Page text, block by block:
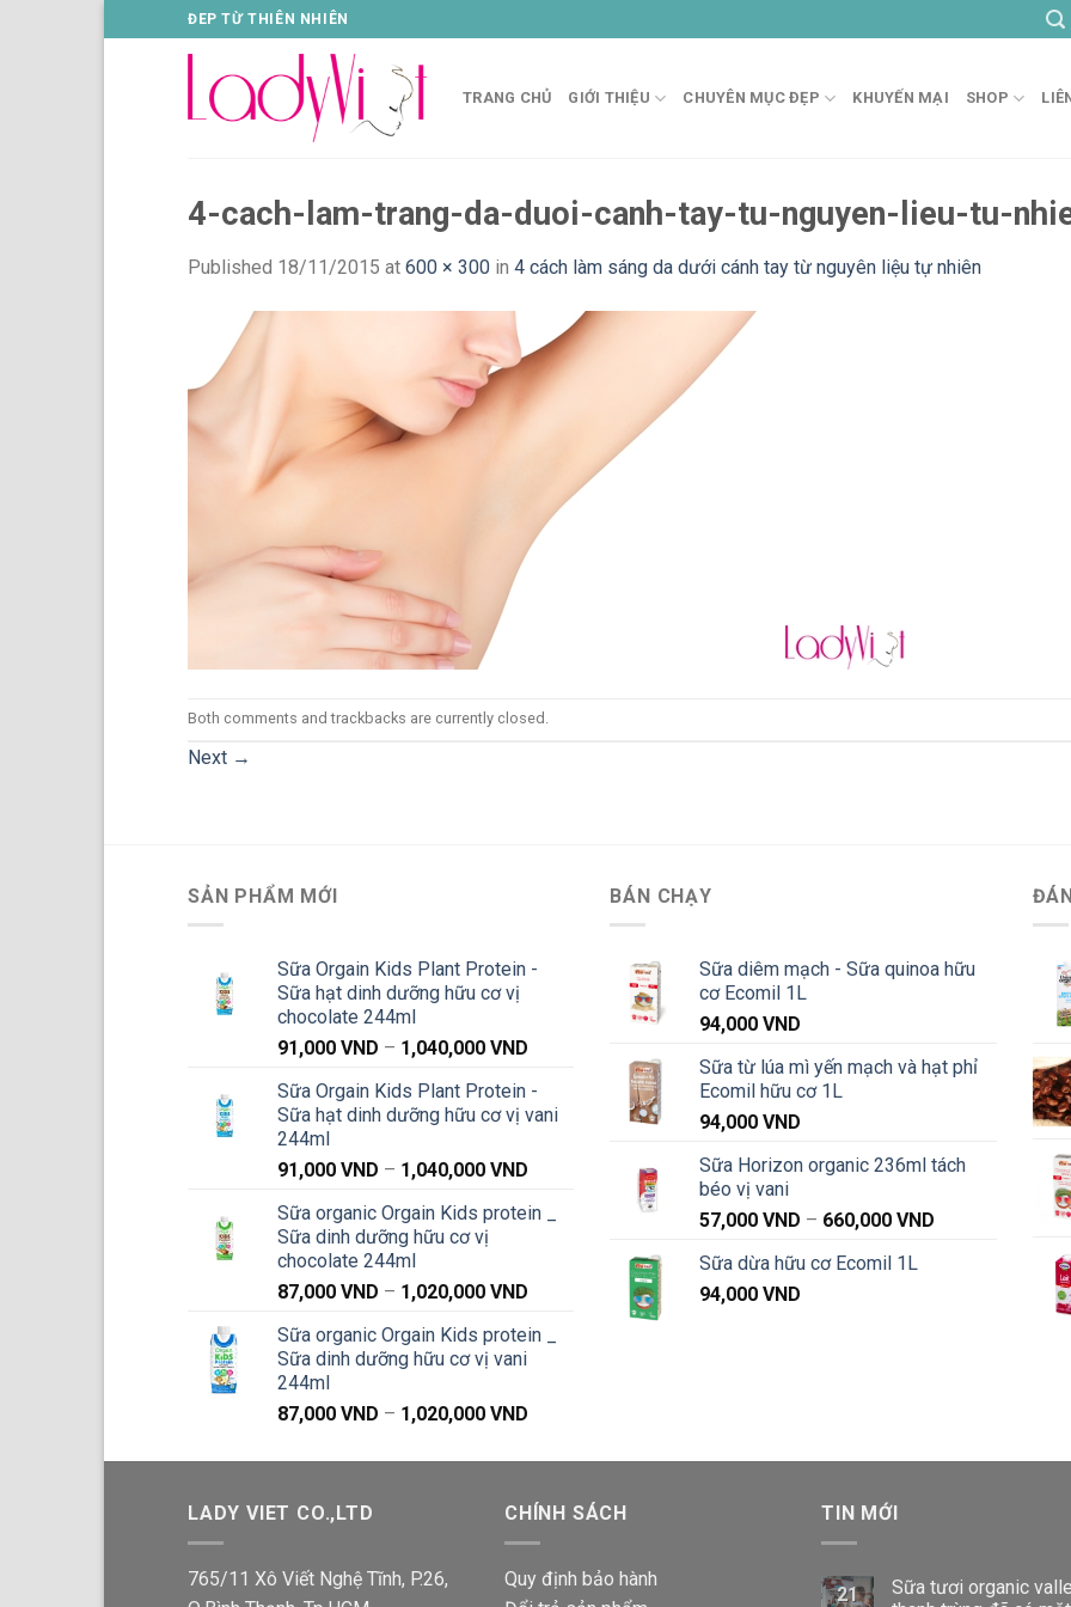
to
ĐEP TỪ THIÊN NHIÊN
TRANG CHỦ GIỚI THIỆU CHUYÊN MỤC ĐẸP KHUYẾN MẠI SHOP
4-cach-lam-trang-da-duoi-canh-tay-tu-nguyen-lieu-tu-
Published 18/11/2015 at 600 × 300 in 4 cách làm sáng da dưới cánh tay từ nguyên liệu tự nhiên
Both comments and trackbacks are currently closed.
Next →
SẢN PHẨM MỚI
Sữa Orgain Kids Plant Protein -
Sữa hạt dinh dưỡng hữu cơ vị
chocolate 244ml
91,000 VND – 1,040,000 VND
từ
91,000 VND
1,040,000 VND
Sữa Orgain Kids Plant Protein -
Sữa hạt dinh dưỡng hữu cơ vị vani
244ml
91,000 VND – 1,040,000 VND
từ
1,040,000 VND
Sữa organic Orgain Kids protein _
Sữa dinh dưỡng hữu cơ vị
chocolate 244ml
87,000 VND – 1,020,000 VND
từ
Sữa organic Orgain Kids protein _
Sữa dinh dưỡng hữu cơ vị vani
244ml
87,000 VND – 1,020,000 VND
từ
đến
1,020,000 VND
BÁN CHẠY
Sữa diêm mạch - Sữa quinoa hữu
cơ Ecomil 1L
94,000VND
Sữa từ lúa mì yến mạch và hạt phỉ
Ecomil hữu cơ 1L
94,000VND
Sữa Horizon organic 236ml tách
béo vị vani
57,000VND – 660,000VND
Sữa dừa hữu cơ Ecomil 1L
94,000VND
LADY VIET CO.,LTD
765/11 Xô Viết Nghệ Tĩnh, P.26,
CHÍNH SÁCH
Quy định bảo hành
TIN MỚI
21
Sữa tươi organic